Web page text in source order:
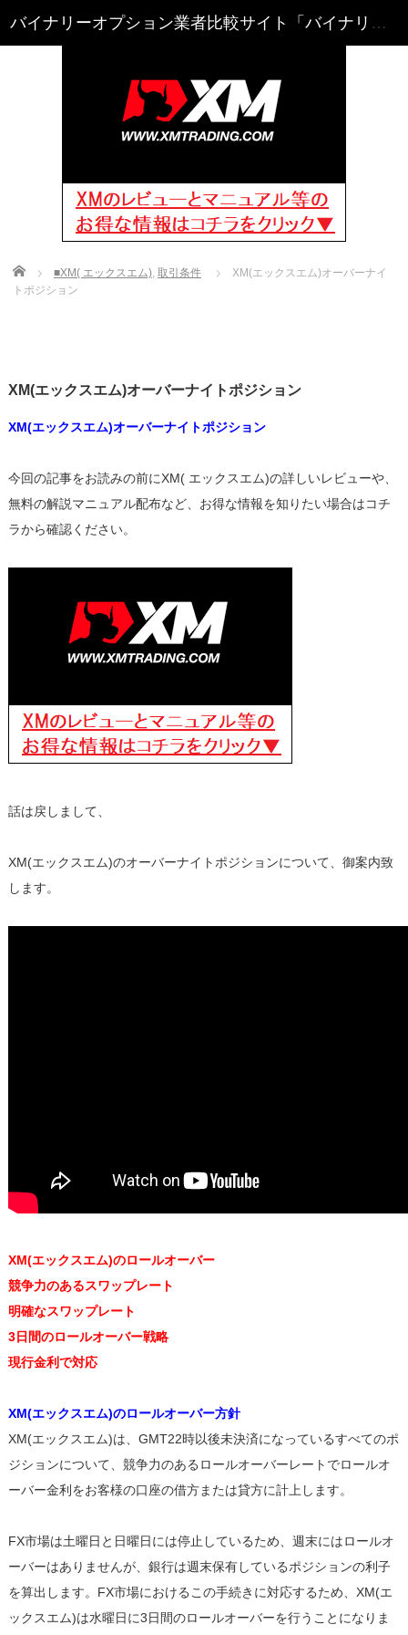
Home ■XM( エックスエム), 取引条件
XM(エックスエム)オーバーナイ
トポジション
XM(エックスエム)オーバーナイトポジション
XM(エックスエム)オーバーナイトポジション
今回の記事をお読みの前にXM( エックスエム)の詳しいレビューや、
無料の解説マニュアル配布など、お得な情報を知りたい場合はコチ
ラから確認ください。
話は戻しまして、
XM(エックスエム)のオーバーナイトポジションについて、御案内致
します。
XM(エックスエム)のロールオーバー
競争力のあるスワップレート
明確なスワップレート
3日間のロールオーバー戦略
現行金利で対応
XM(エックスエム)のロールオーバー方針
XM(エックスエム)は、GMT22時以後未決済になっているすべてのポ
ジションについて、競争力のあるロールオーバーレートでロールオ
ーバー金利をお客様の口座の借方または貸方に計上します。
FX市場は土曜日と日曜日には停止しているため、週末にはロールオ
ーバーはありませんが、銀行は週末保有しているポジションの利子
を算出します。FX市場におけるこの手続きに対応するため、XM(エ
ックスエム)は水曜日に3日間のロールオーバーを行うことになりま